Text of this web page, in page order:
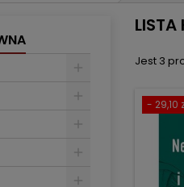
LISTA
Jest 3
- 29,10